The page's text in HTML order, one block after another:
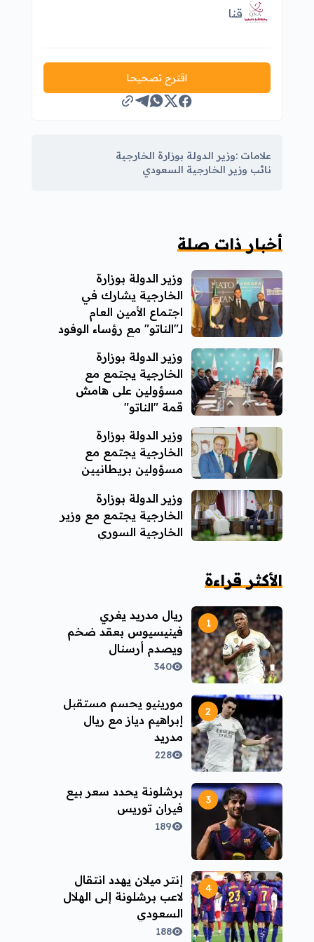
قنا
اقترح تصحيحا
علامات :وزير الدولة بوزارة الخارجية
نائب وزير الخارجية السعودي
أخبار ذات صلة
وزير الدولة بوزارة
الخارجية يشارك في
اجتماع الأمين العام
لـ"الناتو" مع رؤساء الوفود
وزير الدولة بوزارة
الخارجية يجتمع مع
مسؤولين على هامش
قمة "الناتو"
وزير الدولة بوزارة
الخارجية يجتمع مع
مسؤولين بريطانيين
وزير الدولة بوزارة
الخارجية يجتمع مع وزير
الخارجية السوري
الأكثر قراءة
ريال مدريد يغري
فينيسيوس بعقد ضخم
ويصدم أرسنال
340
مورينيو يحسم مستقبل
إبراهيم دياز مع ريال
مدريد
228
برشلونة يحدد سعر بيع
فيران توريس
189
إنتر ميلان يهدد انتقال
لاعب برشلونة إلى الهلال
السعودي
188